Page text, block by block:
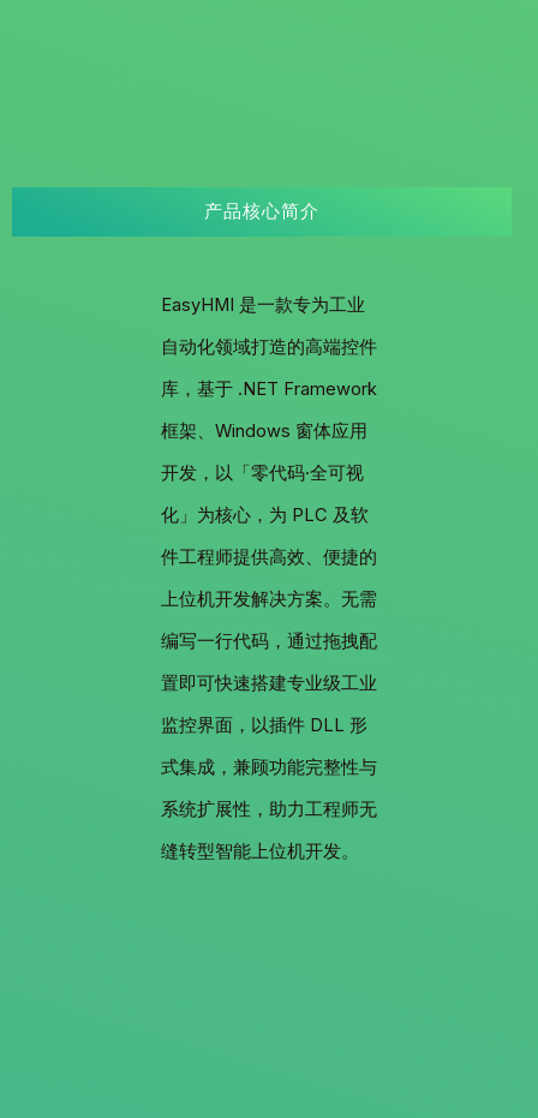
产品核心简介
EasyHMI 是一款专为工业
自动化领域打造的高端控件
库，基于 .NET Framework
框架、Windows 窗体应用
开发，以「零代码·全可视
化」为核心，为 PLC 及软
件工程师提供高效、便捷的
上位机开发解决方案。无需
编写一行代码，通过拖拽配
置即可快速搭建专业级工业
监控界面，以插件 DLL 形
式集成，兼顾功能完整性与
系统扩展性，助力工程师无
缝转型智能上位机开发。